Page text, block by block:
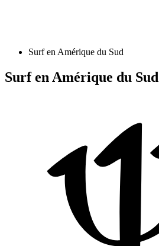
Surf en Amérique du Sud
Surf en Amérique du Sud